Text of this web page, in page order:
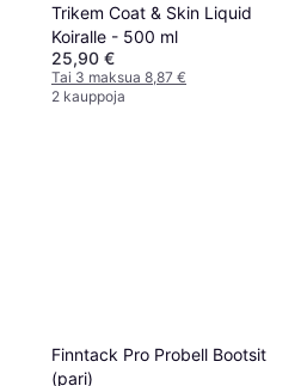
Trikem Coat & Skin Liquid
Koiralle - 500 ml
25,90 €
Tai 3 maksua 8,87 €
2 kauppoja
Finntack Pro Probell Bootsit
(pari)